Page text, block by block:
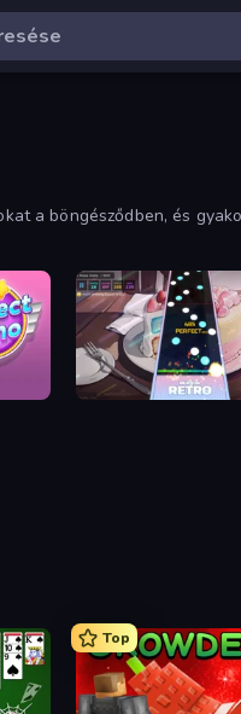
a böngésződben, és
Rhythm Capture
Top